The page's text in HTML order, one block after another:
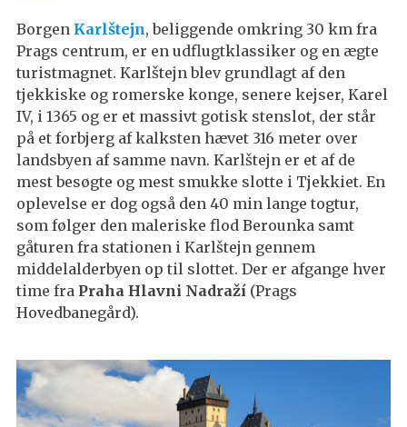
Borgen Karlštejn, beliggende omkring 30 km fra
Prags centrum, er en udflugtklassiker og en ægte
turistmagnet. Karlštejn blev grundlagt af den
tjekkiske og romerske konge, senere kejser, Karel
IV, i 1365 og er et massivt gotisk stenslot, der står
på et forbjerg af kalksten hævet 316 meter over
landsbyen af ​​samme navn. Karlštejn er et af de
mest besøgte og mest smukke slotte i Tjekkiet. En
oplevelse er dog også den 40 min lange togtur,
som følger den maleriske flod Berounka samt
gåturen fra stationen i Karlštejn gennem
middelalderbyen op til slottet. Der er afgange hver
time fra Praha Hlavni Nadraží (Prags
Hovedbanegård).